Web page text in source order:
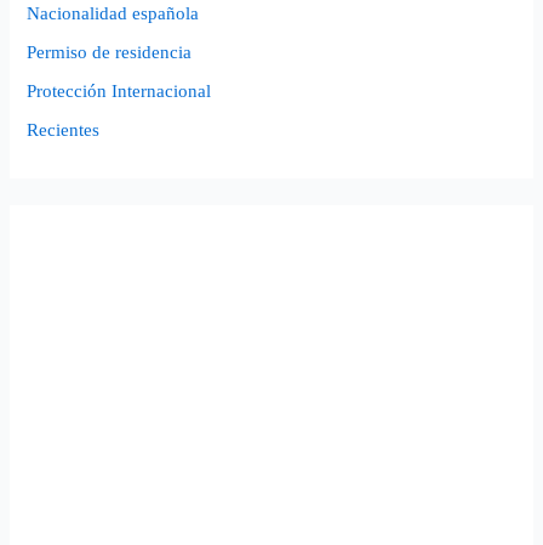
Nacionalidad española
Permiso de residencia
Protección Internacional
Recientes